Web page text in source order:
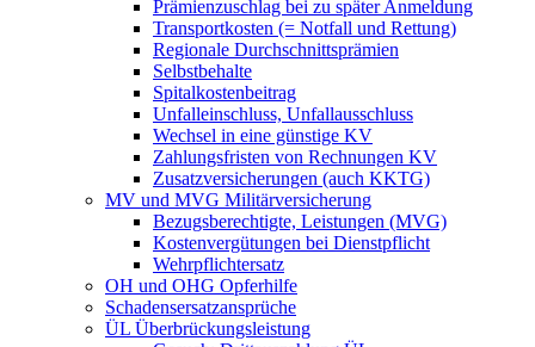
Prämienzuschlag bei zu später Anmeldung
Transportkosten (= Notfall und Rettung)
Regionale Durchschnittsprämien
Selbstbehalte
Spitalkostenbeitrag
Unfalleinschluss, Unfallausschluss
Wechsel in eine günstige KV
Zahlungsfristen von Rechnungen KV
Zusatzversicherungen (auch KKTG)
MV und MVG Militärversicherung
Bezugsberechtigte, Leistungen (MVG)
Kostenvergütungen bei Dienstpflicht
Wehrpflichtersatz
OH und OHG Opferhilfe
Schadensersatzansprüche
ÜL Überbrückungsleistung